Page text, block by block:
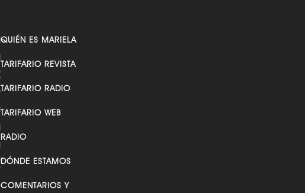
QUIÉN ES MARIELA
TARIFARIO REVISTA
TARIFARIO RADIO
TARIFARIO WEB
RADIO
DÓNDE ESTAMOS
COMENTARIOS Y